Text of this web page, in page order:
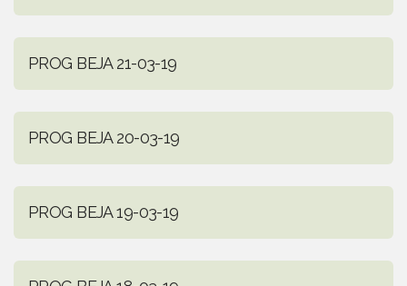
PROG BEJA 21-03-19
PROG BEJA 20-03-19
PROG BEJA 19-03-19